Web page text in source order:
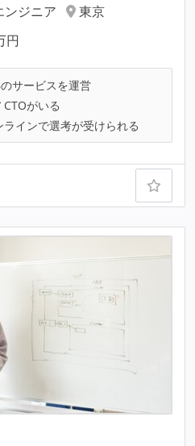
ンジニア
東京
円
サービスを運営
CTOがいる
ラインで選考が受けられる